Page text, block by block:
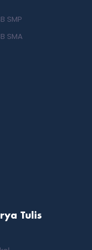
SMP
SMA
Tulis